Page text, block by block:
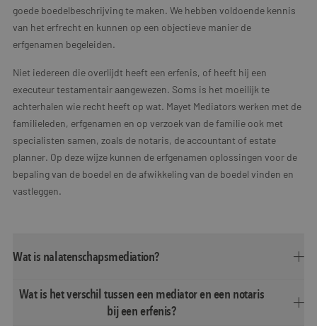
goede boedelbeschrijving te maken. We hebben voldoende kennis
van het erfrecht en kunnen op een objectieve manier de
erfgenamen begeleiden.
Niet iedereen die overlijdt heeft een erfenis, of heeft hij een
executeur testamentair aangewezen. Soms is het moeilijk te
achterhalen wie recht heeft op wat. Mayet Mediators werken met de
familieleden, erfgenamen en op verzoek van de familie ook met
specialisten samen, zoals de notaris, de accountant of estate
planner. Op deze wijze kunnen de erfgenamen oplossingen voor de
bepaling van de boedel en de afwikkeling van de boedel vinden en
vastleggen.
Wat is nalatenschapsmediation?
Wat is het verschil tussen een mediator en een notaris
bij een erfenis?